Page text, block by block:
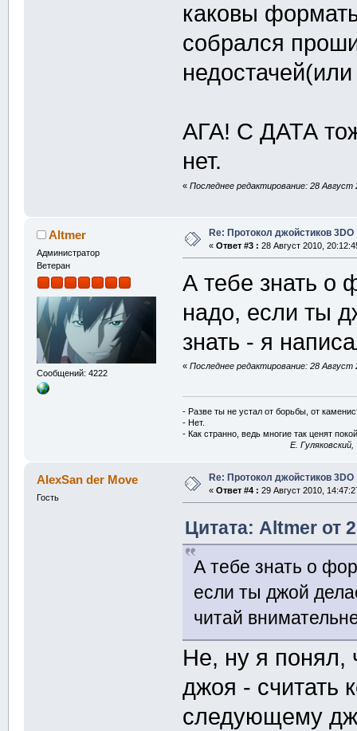
каковы
собрался
АГА! С ДАТА
нет.
«Последнее редактирование: 28
Altmer
Администратор
Ветеран
Сообщений: 4222
Re: Протокол джойстиков 3DO
« Ответ #3 : 28 Август 2010,
А тебе знать о
надо, если ты
знать - я
«Последнее редактирование: 28 Август
- Разве ты не устал от борьбы, от
- Нет.
- Как странно, ведь многие так ценят
E.
AlexSan der Move
Гость
Re: Протокол джойстиков 3DO
« Ответ #4 : 29 Август 2010,
Цитата: Altmer от
А тебе знать о
если ты джой
читай
Не, ну я
джоя - считать
следующему